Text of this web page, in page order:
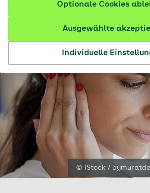
Individuelle
Ausgewählte
Optionale Cookies
© iStock /